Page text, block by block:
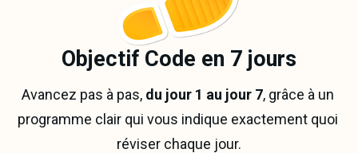
Objectif Code en 7 jours
Avancez pas à pas, du jour 1 au jour 7, grâce à un
programme clair qui vous indique exactement quoi
réviser chaque jour.